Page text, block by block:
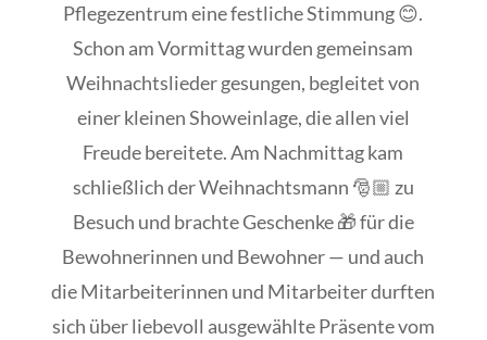
Pflegezentrum eine festliche Stimmung 😊.
Schon am Vormittag wurden gemeinsam
Weihnachtslieder gesungen, begleitet von
einer kleinen Showeinlage, die allen viel
Freude bereitete. Am Nachmittag kam
schließlich der Weihnachtsmann 🎅🏼 zu
Besuch und brachte Geschenke 🎁 für die
Bewohnerinnen und Bewohner — und auch
die Mitarbeiterinnen und Mitarbeiter durften
sich über liebevoll ausgewählte Präsente vom